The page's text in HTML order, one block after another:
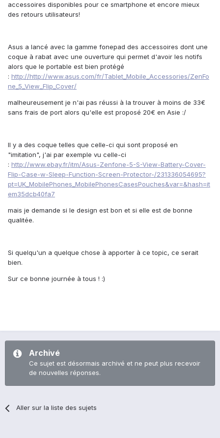
accessoires disponibles pour ce smartphone et encore mieux
des retours utilisateurs!
Asus a lancé avec la gamme fonepad des accessoires dont une
coque à rabat avec une ouverture qui permet d'avoir les notifs
alors que le portable est bien protégé
: http://http://www.asus.com/fr/Tablet_Mobile_Accessories/ZenFo
ne_5_View_Flip_Cover/
malheureusement je n'ai pas réussi à la trouver à moins de 33€
sans frais de port alors qu'elle est proposé 20€ en Asie :/
Il y a des coque telles que celle-ci qui sont proposé en
"imitation", j'ai par exemple vu celle-ci
: http://www.ebay.fr/itm/Asus-Zenfone-5-S-View-Battery-Cover-
Flip-Case-w-Sleep-Function-Screen-Protector-/231336054695?
pt=UK_MobilePhones_MobilePhonesCasesPouches&var=&hash=it
em35dcb40fa7
mais je demande si le design est bon et si elle est de bonne
qualitée.
Si quelqu'un a quelque chose à apporter à ce topic, ce serait
bien.
Sur ce bonne journée à tous ! :)
Archivé
Ce sujet est désormais archivé et ne peut plus recevoir
de nouvelles réponses.
Aller sur la liste des sujets